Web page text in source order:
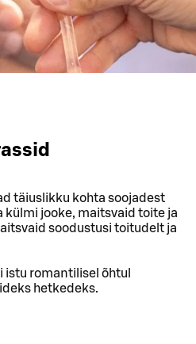
täiuslikku kohta soojadest
külmi jooke, maitsvaid toite ja
soodustusi toitudelt ja
istu romantilisel õhtul
hetkedeks.